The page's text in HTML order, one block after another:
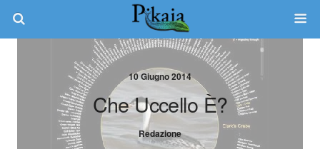
10 Giugno 2014
Che Uccello È?
Redazione